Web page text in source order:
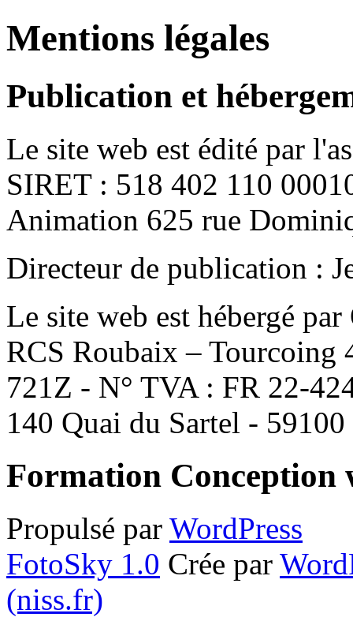
Mentions légales
Publication et
Le site web est édité par
SIRET : 518 402 110
Animation 625 rue
Directeur de publication :
Le site web est hébergé
RCS Roubaix – Tourcoing
721Z - N° TVA : FR 22-
140 Quai du Sartel -
Formation Conception
Propulsé par WordPress
FotoSky 1.0 Crée par
(niss.fr)